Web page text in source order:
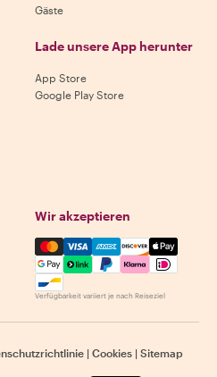
Gäste
Lade unsere App herunter
App Store
Google Play Store
Wir akzeptieren
Mastercard, Visa, Amex,
Verfügbarkeit variiert je nach Reiseziel
| Cookies | Sitemap